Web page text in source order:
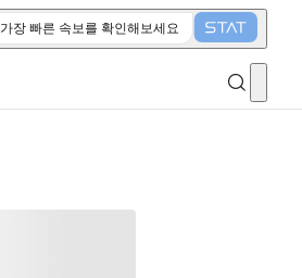
가장 빠른 속보를 확인해보세요